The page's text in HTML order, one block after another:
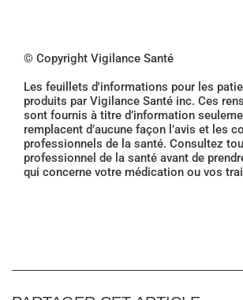
© Copyright Vigilance Santé
Les feuillets d'informations pour les
produits par Vigilance Santé inc. Ces
sont fournis à titre d’information
remplacent d’aucune façon l’avis et les
professionnels de la santé. Consultez
professionnel de la santé avant de
qui concerne votre médication ou vos